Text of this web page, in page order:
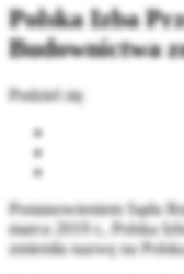
Polska Izba
Budownictwa
Podziel się
Postanowieniem Sądu
marca 2019 r., Polska
zmieniła nazwę na